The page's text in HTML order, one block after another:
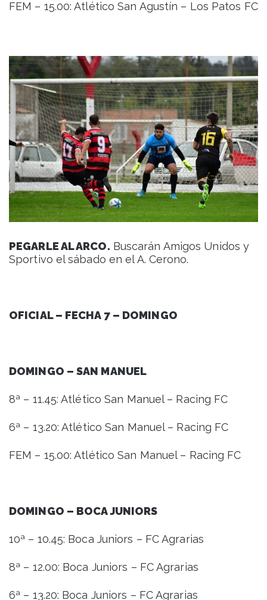
FEM – 15.00: Atlético San Agustín – Los Patos FC
PEGARLE AL ARCO. Buscarán Amigos Unidos y
Sportivo el sábado en el A. Cerono.
OFICIAL – FECHA 7 – DOMINGO
DOMINGO – SAN MANUEL
8ª – 11.45: Atlético San Manuel – Racing FC
6ª – 13.20: Atlético San Manuel – Racing FC
FEM – 15.00: Atlético San Manuel – Racing FC
DOMINGO – BOCA JUNIORS
10ª – 10.45: Boca Juniors – FC Agrarias
8ª – 12.00: Boca Juniors – FC Agrarias
6ª – 13.20: Boca Juniors – FC Agrarias